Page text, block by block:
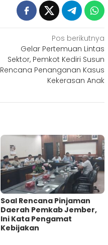
Pos berikutnya
Gelar Pertemuan Lintas
Sektor, Pemkot Kediri Susun
Rencana Penanganan Kasus
Kekerasan Anak
‎Soal Rencana Pinjaman
Daerah Pemkab Jember,
Ini Kata Pengamat
Kebijakan ‎